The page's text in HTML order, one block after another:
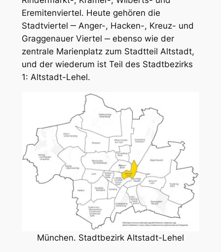
Eremitenviertel. Heute gehören die
Stadtviertel ‒ Anger-, Hacken-, Kreuz- und
Graggenauer Viertel ‒ ebenso wie der
zentrale Marienplatz zum Stadtteil Altstadt,
und der wiederum ist Teil des Stadtbezirks
1: Altstadt-Lehel.
München. Stadtbezirk Altstadt-Lehel